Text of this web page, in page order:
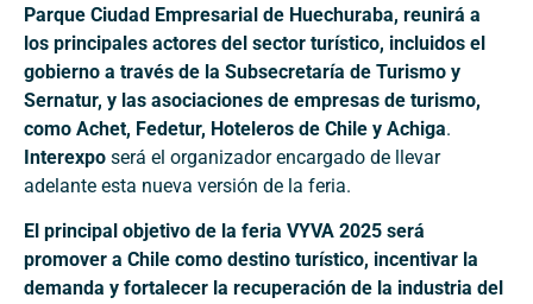
Parque Ciudad Empresarial de Huechuraba, reunirá a
los principales actores del sector turístico, incluidos el
gobierno a través de la Subsecretaría de Turismo y
Sernatur, y las asociaciones de empresas de turismo,
como Achet, Fedetur, Hoteleros de Chile y Achiga.
Interexpo será el organizador encargado de llevar
adelante esta nueva versión de la feria.
El principal objetivo de la feria VYVA 2025 será
promover a Chile como destino turístico, incentivar la
demanda y fortalecer la recuperación de la industria del